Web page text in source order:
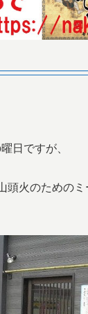
日ですが、
頭火のための